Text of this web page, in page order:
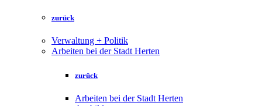
zurück
Verwaltung + Politik
Arbeiten bei der Stadt Herten
zurück
Arbeiten bei der Stadt Herten